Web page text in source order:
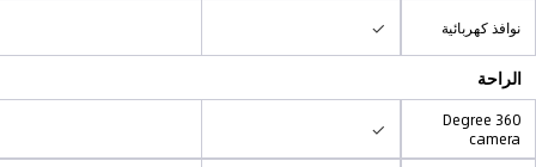
نوافذ كهربائية
✓
الراحة
360 Degree
camera
✓